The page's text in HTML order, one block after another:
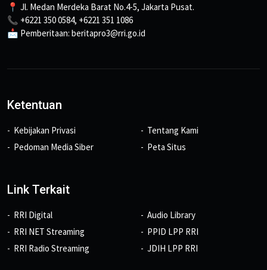
📍 Jl. Medan Merdeka Barat No.4-5, Jakarta Pusat.
📞 +6221 350 0584, +6221 351 1086
📩 Pemberitaan: beritapro3@rri.go.id
Ketentuan
Kebijakan Privasi
Pedoman Media Siber
Tentang Kami
Peta Situs
Link Terkait
RRI Digital
RRI NET Streaming
RRI Radio Streaming
Audio Library
PPID LPP RRI
JDIH LPP RRI